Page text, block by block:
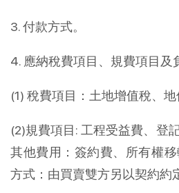
3. 付款方式。
4. 應納稅費項目、規費項目及
(1) 稅費項目：土地增值稅、地
(2)規費項目: 工程受益費、登
其他費用：簽約費、所有權
方式：由買賣雙方另以契約約